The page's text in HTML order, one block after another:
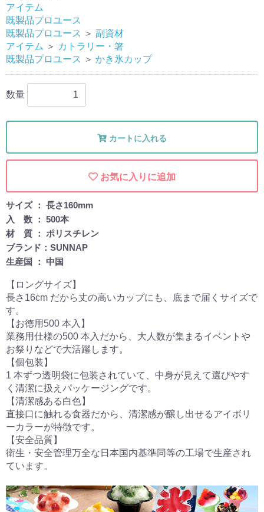
アイテム
既製品プロユース
既製品プロユース ＞ 副資材
アイテム ＞ カトラリー・箸
既製品プロユース ＞ かき氷カップ
数量
カートに入れる
お気に入りに追加
サイズ ： 長さ160mm
入 数 ： 500本
材 質 ： ポリスチレン
ブランド：SUNNAP
生産国 ： 中国
【ロングサイズ】
長さ16cm だから丈の高いカップにも、底まで届くサイズで
す。
【お徳用500 本入】
業務用仕様の500 本入だから、大人数が集まるイベントや
お祭りなどで大活躍します。
【個包装】
1 本ずつ透明袋に包装されていて、中身が見えて選びやす
く清潔に扱えパッケージングです。
【清潔感ある白色】
直接口に触れる食器だから、清潔感が醸し出せるアイボリ
ーカラーが特徴です。
【安全品質】
衛生・安全管理万全な日本国内基準同等の工場で生産され
ています。